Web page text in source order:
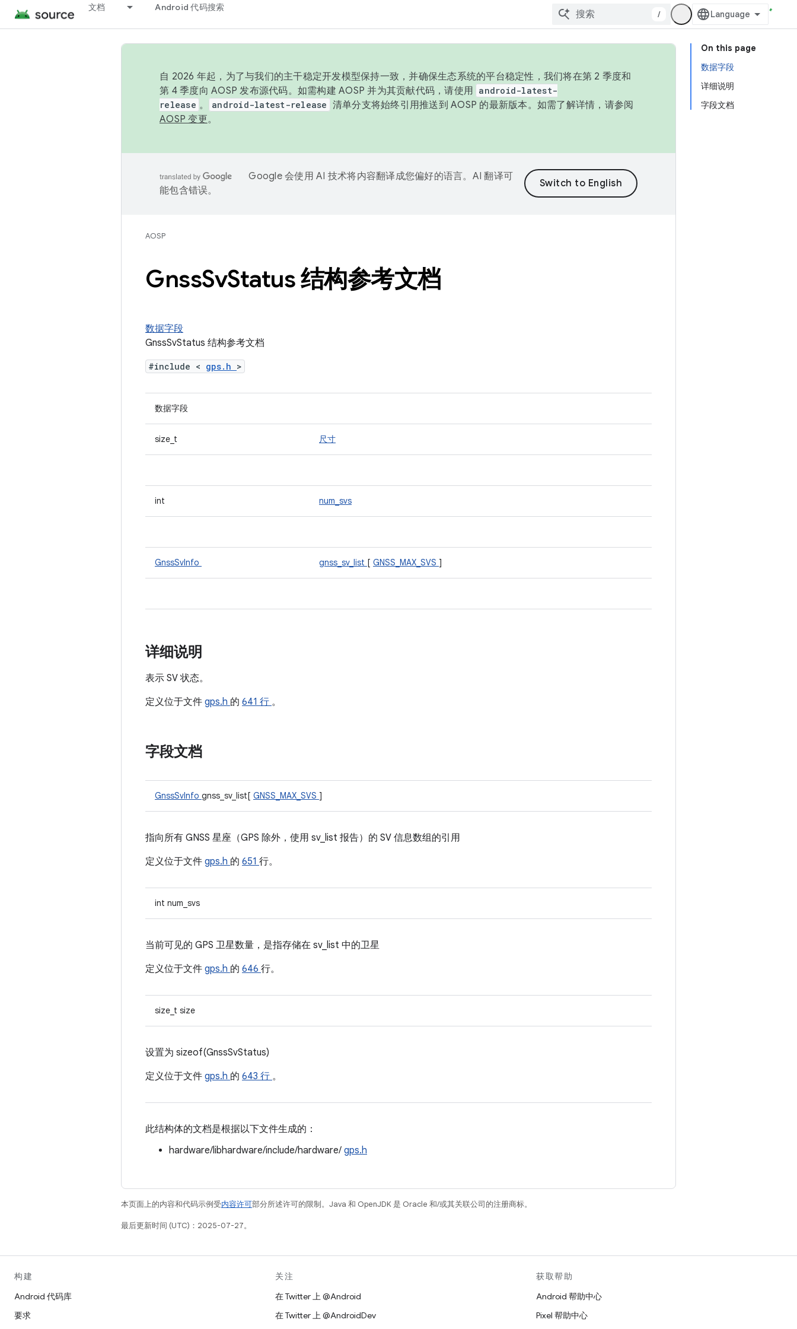
文档 Android 代码搜索
/
On this page
数据字段
详细说明
字段文档
自 2026 年起，为了与我们的主干稳定开发模型保持一致，并确保生态系统的平台稳定性，我们将在第 2 季度和
第 4 季度向 AOSP 发布源代码。如需构建 AOSP 并为其贡献代码，请使用 android-latest-
release 。 android-latest-release 清单分支将始终引用推送到 AOSP 的最新版本。如需了解详情，请参阅
AOSP 变更。
Google 会使用 AI 技术将内容翻译成您偏好的语言。AI 翻译可
能包含错误。
AOSP
GnssSvStatus 结构参考文档
数据字段
GnssSvStatus 结构参考文档
#include < gps.h >
数据字段
size_t 尺寸
int num_svs
GnssSvInfo gnss_sv_list [ GNSS_MAX_SVS ]
详细说明
表示 SV 状态。
定义位于文件 gps.h 的 641 行 。
字段文档
GnssSvInfo gnss_sv_list[ GNSS_MAX_SVS ]
指向所有 GNSS 星座（GPS 除外，使用 sv_list 报告）的 SV 信息数组的引用
定义位于文件 gps.h 的 651 行。
int num_svs
当前可见的 GPS 卫星数量，是指存储在 sv_list 中的卫星
定义位于文件 gps.h 的 646 行。
size_t size
设置为 sizeof(GnssSvStatus)
定义位于文件 gps.h 的 643 行 。
此结构体的文档是根据以下文件生成的：
hardware/libhardware/include/hardware/ gps.h
本页面上的内容和代码示例受内容许可部分所述许可的限制。Java 和 OpenJDK 是 Oracle 和/或其关联公司的注册商标。
最后更新时间 (UTC)：2025-07-27。
构建
Android 代码库
要求
关注
在 Twitter 上 @Android
在 Twitter 上 @AndroidDev
获取帮助
Android 帮助中心
Pixel 帮助中心